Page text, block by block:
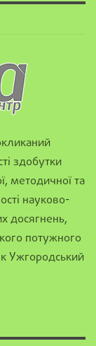
здобутки
методичної та
науково-
досягнень,
потужного
Ужгородський